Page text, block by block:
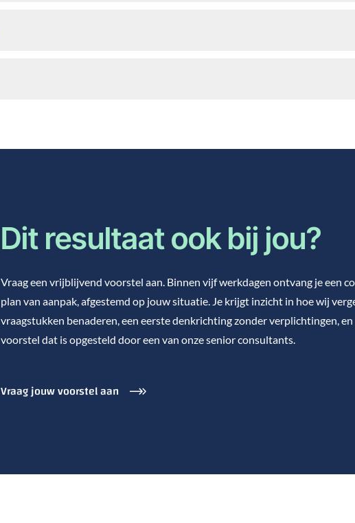
Dit resultaat ook bij jou?
Vraag een vrijblijvend voorstel aan. Binnen vijf werkdagen ontvang je een
plan van aanpak, afgestemd op jouw situatie. Je krijgt inzicht in hoe wij
vraagstukken benaderen, een eerste denkrichting zonder verplichtingen, en
voorstel dat is opgesteld door een van onze senior consultants.
Vraag jouw voorstel aan